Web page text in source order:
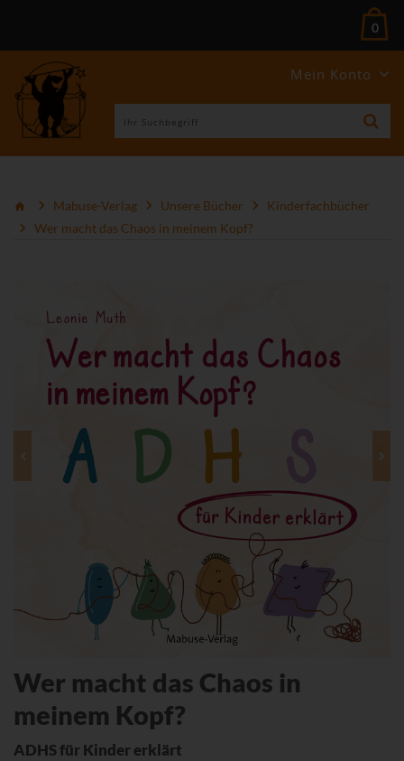
Mein Konto
0
Mabuse-Verlag Unsere Bücher
Kinderfachbücher
Wer macht das Chaos in meinem Kopf?
Wer macht das Chaos in
meinem Kopf?
ADHS für Kinder erklärt